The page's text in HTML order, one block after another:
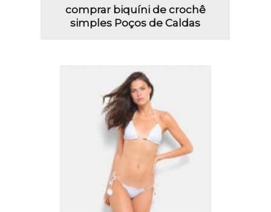
comprar biquíni de crochê
simples Poços de Caldas